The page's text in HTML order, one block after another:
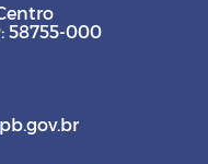
58755-000